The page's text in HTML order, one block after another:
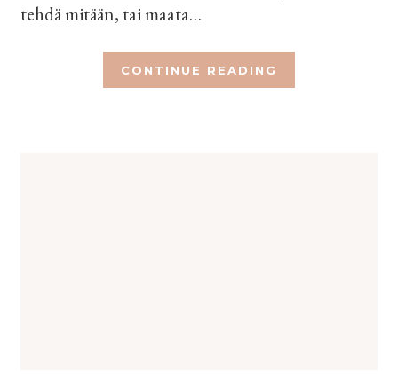
tehdä mitään, tai maata…
CONTINUE READING